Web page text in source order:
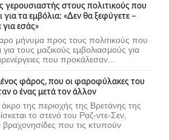
γερουσιαστής στους πολιτικούς που
για τα εμβόλια: «Δεν θα ξεφύγετε –
εσάς»
μήνυμα προς τους πολιτικούς που
για τους μαζικούς εμβολιασμούς για
που προκάλεσαν...
φάρος, που οι φαροφύλακες του
ο ένας μετά τον άλλον
άκρο της περιοχής της Βρετάνης της
το στενό του Ραζ-ντε-Σεν,
που τις κτυπούν